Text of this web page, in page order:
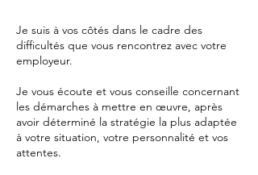
Je suis à vos côtés dans le cadre des
difficultés que vous rencontrez avec votre
employeur.
Je vous écoute et vous conseille concernant
les démarches à mettre en œuvre, après
avoir déterminé la stratégie la plus adaptée
à votre situation, votre personnalité et vos
attentes.